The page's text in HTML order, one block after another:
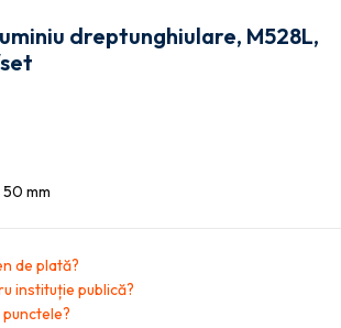
dreptunghiulare, M528L,
50 mm
de plată?
instituție publică?